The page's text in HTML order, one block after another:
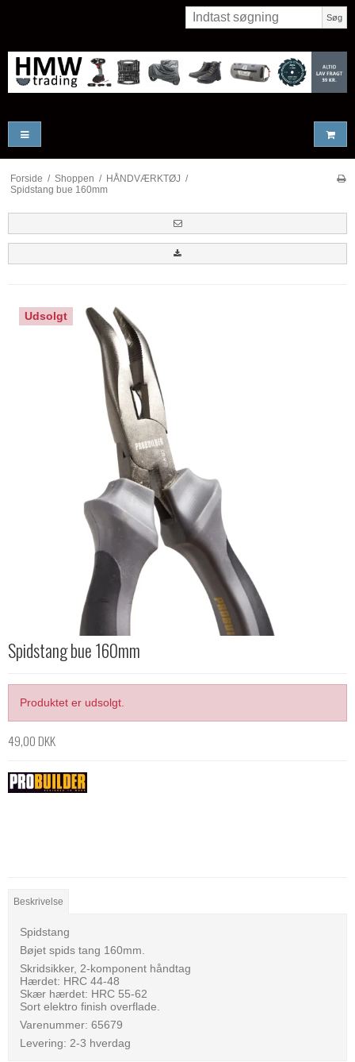
Søg
Forside / Shoppen / HÅNDVÆRKTØJ /
Spidstang bue 160mm
Udsolgt
Spidstang bue 160mm
Produktet er udsolgt.
49,00 DKK
Beskrivelse
Spidstang
Bøjet spids tang 160mm.
Skridsikker, 2-komponent håndtag
Hærdet: HRC 44-48
Skær hærdet: HRC 55-62
Sort elektro finish overflade.
Varenummer: 65679
Levering: 2-3 hverdag